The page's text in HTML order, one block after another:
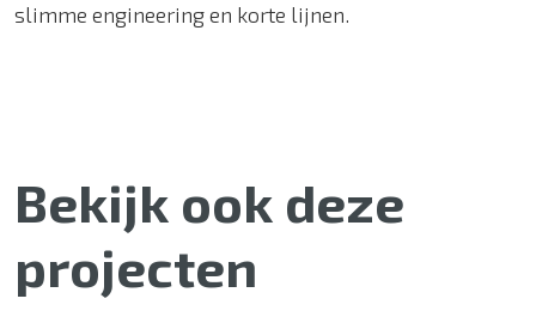
slimme engineering en korte lijnen.
Bekijk ook deze
projecten